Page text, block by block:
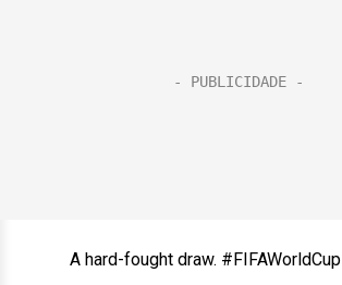
A hard-fought draw. #FIFAWorldCup